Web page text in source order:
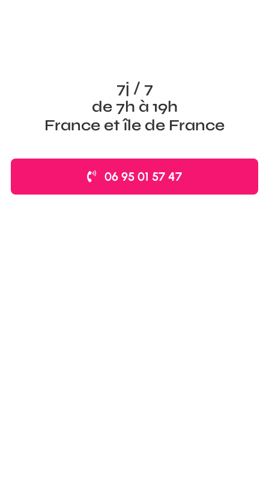
7j / 7
de 7h à 19h
France et île de France
06 95 01 57 47